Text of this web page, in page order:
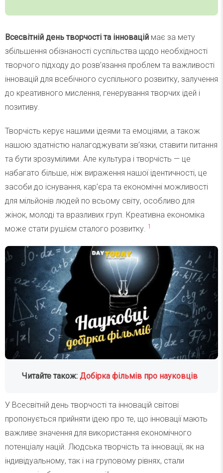
Всесвітній день творчості та інновацій має за мету
збільшення обізнаності суспільства щодо необхідності
творчого підходу до розв’язання проблем та важливості
інновацій для всебічного суспільного розвитку, залучення
до креативного мислення, генерування творчих ідей і
позитиву.
Творчість керує нашими ідеями та емоціями, а також
нашою здатністю налагоджувати зв’язки, ставити питання
та бути зрозумілими. Але культура і творчість — це
набагато більше, ніж вираження нашої ідентичності, це
засоби до існування, кар’єра та економічні можливості
для мільйонів людей по всьому світу, особливо для
жінок, молоді та вразливих груп. Креативна економіка
може стати рушієм сталого розвитку. 1
Читайте також:Добірка фільмів про науковців
У Всесвітній день творчості та інновацій світові
пропонується прийняти ідею про те, що інновації мають
важливе значення для використання економічного
потенціалу націй. Людська творчість та інновації, як на
індивідуальному, так і на груповому рівнях, стали